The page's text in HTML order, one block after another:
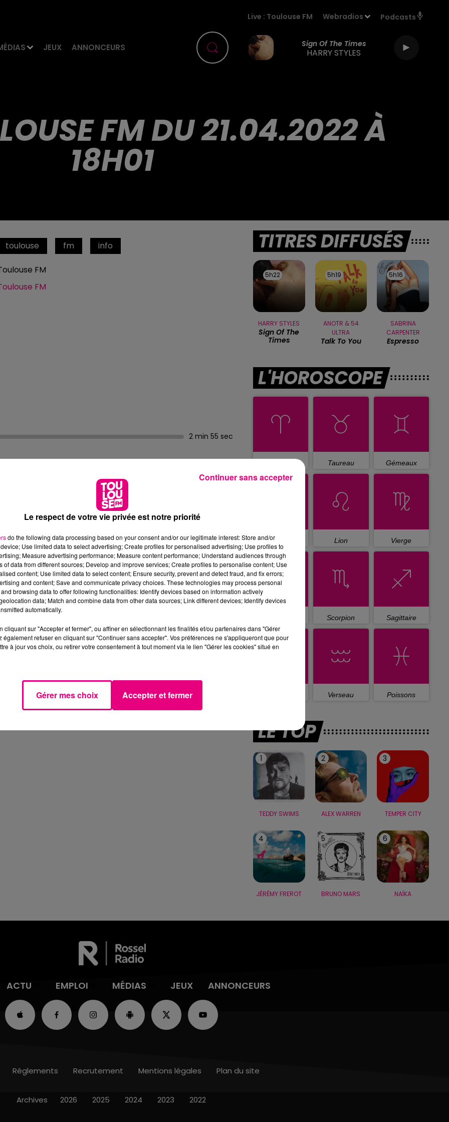
JEUX ANNONCEURS
Live : Toulouse FM Webradios Podcasts
Sign Of The Times
HARRY STYLES
FM DU 21.04.2022 À
18H01
toulouse fm info
FM
FM
2 min 55 sec
TITRES DIFFUSÉS
5h22
5h22
HARRY STYLES
Sign Of The
Times
5h19
5h19
ANOTR & 54
ULTRA
Talk To You
5h16
5h16
SABRINA
CARPENTER
Espresso
L'HOROSCOPE
Taureau Gémeaux
Cancer Lion Vierge
Scorpion Sagittaire
Verseau Poissons
LE TOP
1
TEDDY SWIMS
2
ALEX WARREN
3
TEMPER CITY
4
JÉRÉMY FREROT
5
BRUNO MARS
6
NAÏKA
ACTU EMPLOI MÉDIAS JEUX ANNONCEURS
Règlements Recrutement Mentions légales Plan du site
Archives 2026 2025 2024 2023 2022
Le respect de votre vie privée est notre priorité
do the following data processing based on your consent and/or our legitimate interest: Store and/or
Use limited data to select advertising; Create profiles for personalised advertising; Use profiles to
Measure advertising performance; Measure content performance; Understand audiences through
of data from different sources; Develop and improve services; Create profiles to personalise content; Use
content; Use limited data to select content; Ensure security, prevent and detect fraud, and fix errors;
and content; Save and communicate privacy choices. These technologies may process personal
browsing data to offer following functionalities: Identify devices based on information actively
data; Match and combine data from other data sources; Link different devices; Identify devices
automatically.
cliquant sur "Accepter et fermer", ou affiner en sélectionnant les finalités et/ou partenaires dans "Gérer
également refuser en cliquant sur "Continuer sans accepter". Vos préférences ne s'appliqueront que pour
à jour vos choix, ou retirer votre consentement à tout moment via le lien "Gérer les cookies" situé en
Gérer mes choix Accepter et fermer
Continuer sans accepter